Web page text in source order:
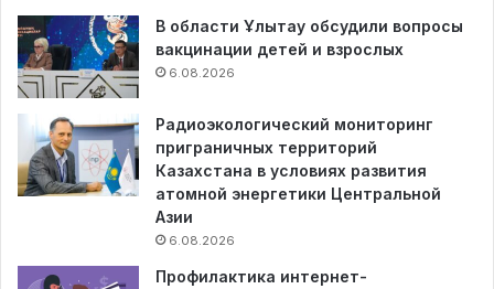
В области Ұлытау обсудили вопросы
вакцинации детей и взрослых
6.08.2026
Радиоэкологический мониторинг
приграничных территорий
Казахстана в условиях развития
атомной энергетики Центральной
Азии
6.08.2026
Профилактика интернет-